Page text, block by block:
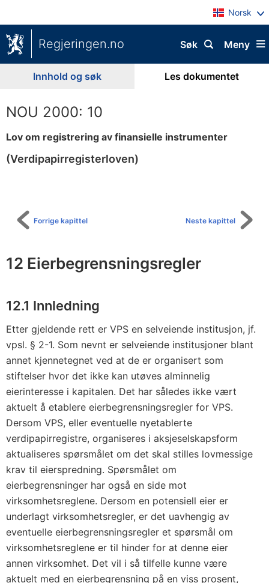
Norsk
Regjeringen.no Meny
Søk
Innhold og søk Les dokumentet
NOU 2000: 10
Lov om registrering av finansielle instrumenter
(Verdipapirregisterloven)
Neste kapittel
Forrige kapittel
12 Eierbegrensningsregler
12.1 Innledning
Etter gjeldende rett er VPS en selveiende institusjon, jf.
vpsl. § 2-1. Som nevnt er selveiende institusjoner blant
annet kjennetegnet ved at de er organisert som
stiftelser hvor det ikke kan utøves alminnelig
eierinteresse i kapitalen. Det har således ikke vært
aktuelt å etablere eierbegrensningsregler for VPS.
Dersom VPS, eller eventuelle nyetablerte
verdipapirregistre, organiseres i aksjeselskapsform
aktualiseres spørsmålet om det skal stilles lovmessige
krav til eierspredning. Spørsmålet om
eierbegrensninger har også en side mot
virksomhetsreglene. Dersom en potensiell eier er
underlagt virksomhetsregler, er det uavhengig av
eventuelle eierbegrensningsregler et spørsmål om
virksomhetsreglene er til hinder for at denne eier
annen virksomhet. Det vil i så tilfelle kunne være
aktuelt med en eierbegrensning på en viss prosent,